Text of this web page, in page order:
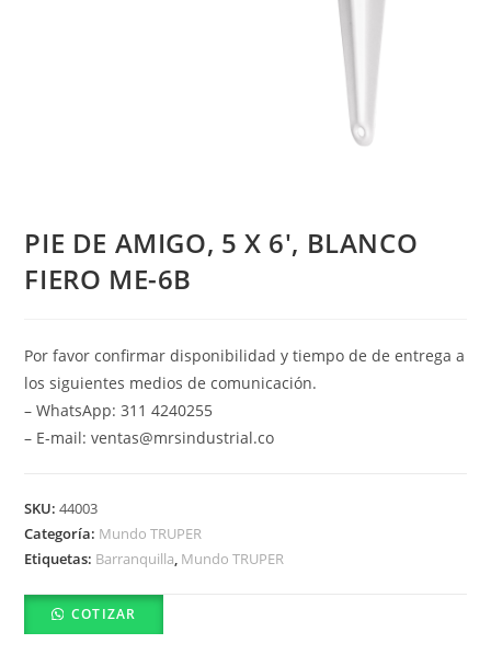
PIE DE AMIGO, 5 X 6′, BLANCO
FIERO ME-6B
Por favor confirmar disponibilidad y tiempo de de entrega a
los siguientes medios de comunicación.
– WhatsApp: 311 4240255
– E-mail: ventas@mrsindustrial.co
SKU:44003
Categoría: Mundo TRUPER
Etiquetas: Barranquilla, Mundo TRUPER
COTIZAR